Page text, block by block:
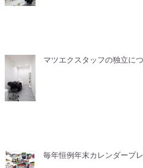
マツエクスタッフの独立に
毎年恒例年末カレンダープレ